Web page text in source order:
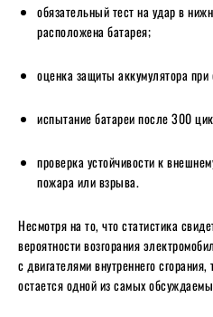
обязательный тест на удар в
расположена батарея;
оценка защиты аккумулятора при
испытание батареи после 300
проверка устойчивости к
пожара или взрыва.
Несмотря на то, что статистика
вероятности возгорания
с двигателями внутреннего
остается одной из самых